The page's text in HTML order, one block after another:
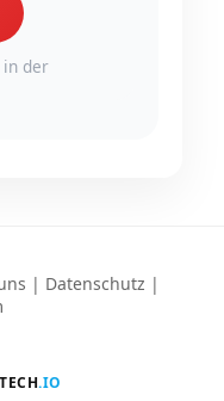
in der
| Datenschutz |
.IO